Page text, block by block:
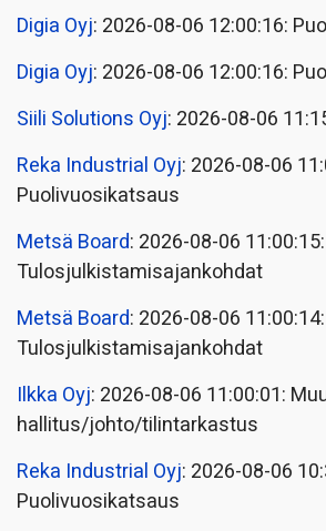
Digia Oyj: 2026-08-06 12:00:16:
Digia Oyj: 2026-08-06 12:00:16:
Siili Solutions Oyj: 2026-08-06
Reka Industrial Oyj: 2026-08-06
Puolivuosikatsaus
Metsä Board: 2026-08-06 11:00:15:
Tulosjulkistamisajankohdat
Metsä Board: 2026-08-06 11:00:14:
Tulosjulkistamisajankohdat
Ilkka Oyj: 2026-08-06 11:00:01:
hallitus/johto/tilintarkastus
Reka Industrial Oyj: 2026-08-06
Puolivuosikatsaus